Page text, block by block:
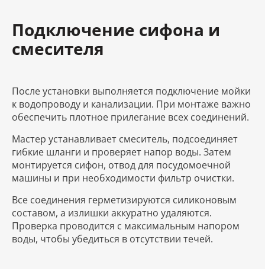
Подключение сифона и
смесителя
После установки выполняется подключение мойки
к водопроводу и канализации. При монтаже важно
обеспечить плотное прилегание всех соединений.
Мастер устанавливает смеситель, подсоединяет
гибкие шланги и проверяет напор воды. Затем
монтируется сифон, отвод для посудомоечной
машины и при необходимости фильтр очистки.
Все соединения герметизируются силиконовым
составом, а излишки аккуратно удаляются.
Проверка проводится с максимальным напором
воды, чтобы убедиться в отсутствии течей.